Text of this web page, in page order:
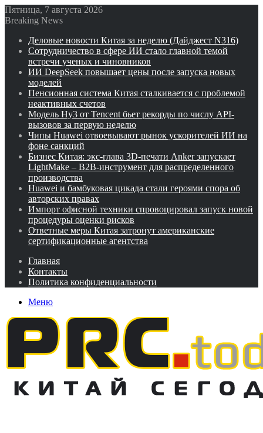
Пятница, 7 августа 2026
Breaking News
Деловые новости Китая за неделю (Дайджест N316)
Сотрудничество в сфере ИИ стало главной темой
встречи ученых и чиновников
ИИ DeepSeek повышает цены после запуска новых
моделей
Пенсионная система Китая сталкивается с проблемой
неактивных счетов
Модель Hy3 от Tencent бьет рекорды по числу API-
вызовов за первую неделю
Чипы Huawei отвоевывают рынок ускорителей ИИ на
фоне санкций
Бизнес Китая: экс-глава 3D-печати Anker запускает
LightMake – B2B-инструмент для распределенного
производства
Huawei и бамбуковая цикада стали героями спора об
авторских правах
Импорт офисной техники спровоцировал запуск новой
процедуры оценки рисков
Ответные меры Китая затронут американские
сертификационные агентства
Главная
Контакты
Политика конфиденциальности
Меню